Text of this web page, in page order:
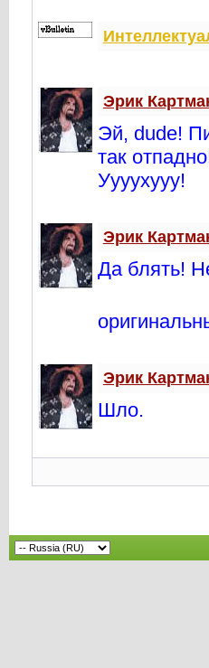
Эрик
Эй, dude!
так
Уууухууу!
Эрик
Да блять!
Эрик
Шло.